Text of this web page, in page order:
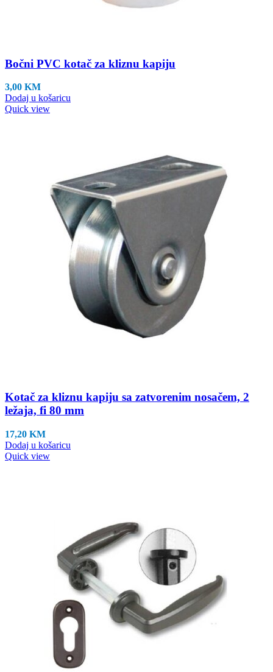
Bočni PVC kotač za kliznu kapiju
3,00 KM
Dodaj u košaricu
Quick view
Kotač za kliznu kapiju sa zatvorenim nosačem, 2
ležaja, fi 80 mm
17,20 KM
Dodaj u košaricu
Quick view